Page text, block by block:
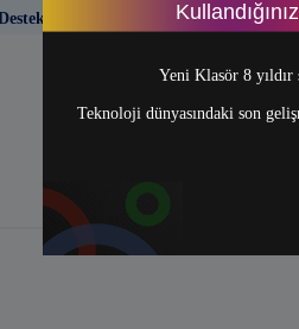
Yeni Klasör 8
Teknoloji dünyasındaki son